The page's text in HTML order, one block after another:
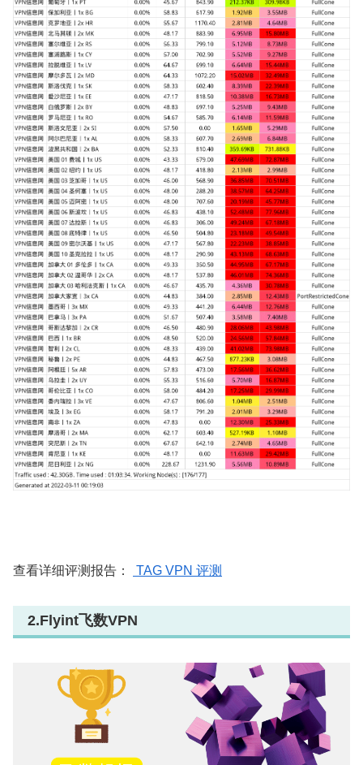
查看详细评测报告： TAG VPN 评测
2.Flyint飞数VPN